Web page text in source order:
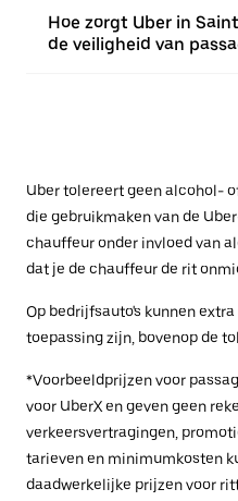
Hoe zorgt Uber in
de veiligheid van
Uber tolereert geen alcohol-
die gebruikmaken van de
chauffeur onder invloed van
dat je de chauffeur de rit
Op bedrijfsauto's kunnen
toepassing zijn, bovenop de
*Voorbeeldprijzen voor
voor UberX en geven geen
verkeersvertragingen,
tarieven en minimumkosten
daadwerkelijke prijzen voor